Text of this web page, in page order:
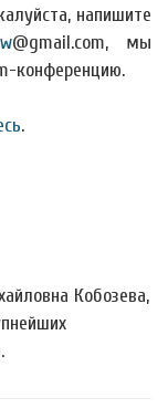
напишите
@gmail.com, мы
конференцию.
.
Кобозева,